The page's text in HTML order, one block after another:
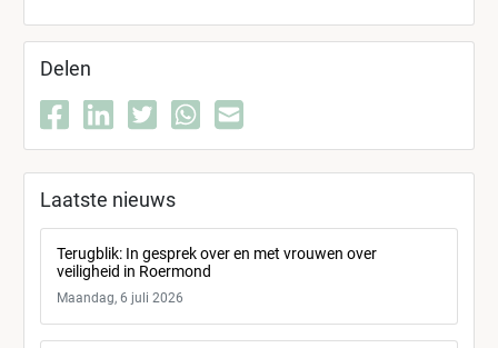
Delen
Laatste nieuws
Terugblik: In gesprek over en met vrouwen over
veiligheid in Roermond
Maandag, 6 juli 2026